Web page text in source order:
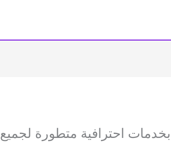
احترافية متطورة لجميع